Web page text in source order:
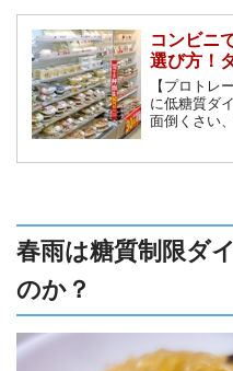
コンビニ
選び方！
【プロトレ
に低糖質ダ
面倒くさい
春雨は糖質制限ダ
のか？